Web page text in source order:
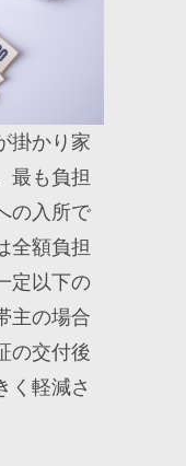
掛かり家
最も負担
の入所で
全額負担
定以下の
主の場合
の交付後
く軽減さ